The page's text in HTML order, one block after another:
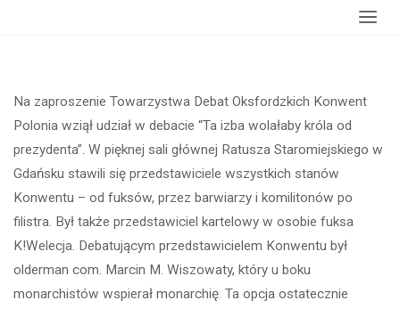
Na zaproszenie Towarzystwa Debat Oksfordzkich Konwent
Polonia wziął udział w debacie “Ta izba wolałaby króla od
prezydenta”. W pięknej sali głównej Ratusza Staromiejskiego w
Gdańsku stawili się przedstawiciele wszystkich stanów
Konwentu – od fuksów, przez barwiarzy i komilitonów po
filistra. Był także przedstawiciel kartelowy w osobie fuksa
K!Welecja. Debatującym przedstawicielem Konwentu był
olderman com. Marcin M. Wiszowaty, który u boku
monarchistów wspierał monarchię. Ta opcja ostatecznie